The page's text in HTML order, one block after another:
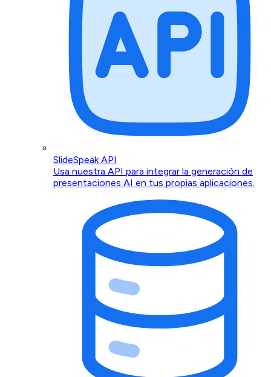
SlideSpeak API
Usa nuestra API para integrar la generación de
presentaciones AI en tus propias aplicaciones.